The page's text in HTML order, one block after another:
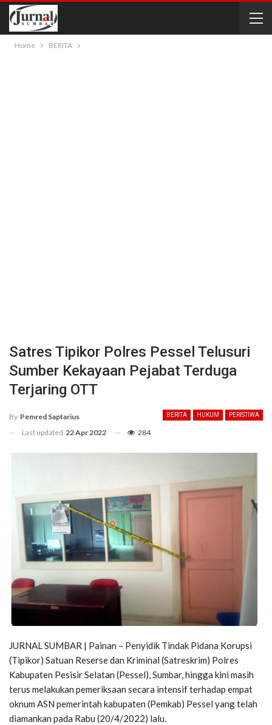
Home BERITA
Satres Tipikor Polres Pessel Telusuri
Sumber Kekayaan Pejabat Terduga
Terjaring OTT
BERITA HUKUM PERISTIWA
By Pemred Saptarius
Last updated 22 Apr 2022 284
JURNAL SUMBAR | Painan – Penyidik Tindak Pidana Korupsi
(Tipikor) Satuan Reserse dan Kriminal (Satreskrim) Polres
Kabupaten Pesisir Selatan (Pessel), Sumbar, hingga kini masih
terus melakukan pemeriksaan secara intensif terhadap empat
oknum ASN pemerintah kabupaten (Pemkab) Pessel yang telah
diamankan pada Rabu (20/4/2022) lalu.